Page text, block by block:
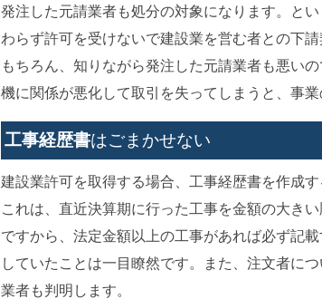
発注した元請業者も処分の対象になります。と
わらず許可を受けないで建設業を営む者との下
もちろん、知りながら発注した元請業者も悪い
機に関係が悪化して取引を失ってしまうと、事
工事経歴書はごまかせない
建設業許可を取得する場合、工事経歴書を作成す
これは、直近決算期に行った工事を金額の大きい
ですから、法定金額以上の工事があれば必ず記
していたことは一目瞭然です。また、注文者に
業者も判明します。